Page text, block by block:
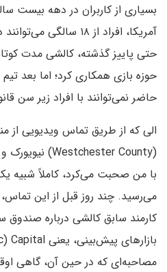
بسیاری از کاربران در دهه بیست
آمریکا، افراد از ۱۸
حوزه بازی همکاری کرد؛ اما بعد
حاضر نمی‌توانند با افراد زیر سن
الی که از طریق تماس ویدیویی از
می‌رسید. چند روز قبل از این
کارمند سابق کالشی درباره صندوق
مصاحبه‌ای که در حین آن، گاهی